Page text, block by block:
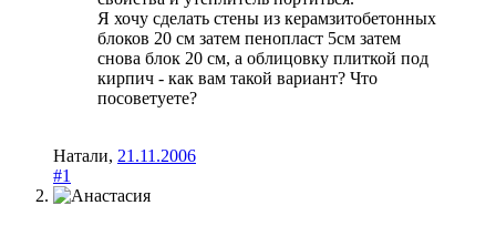
Я хочу сделать стены из керамзитобетонных
блоков 20 см затем пенопласт 5см затем
снова блок 20 см, а облицовку плиткой под
кирпич - как вам такой вариант? Что
посоветуете?
Натали, 21.11.2006
#1